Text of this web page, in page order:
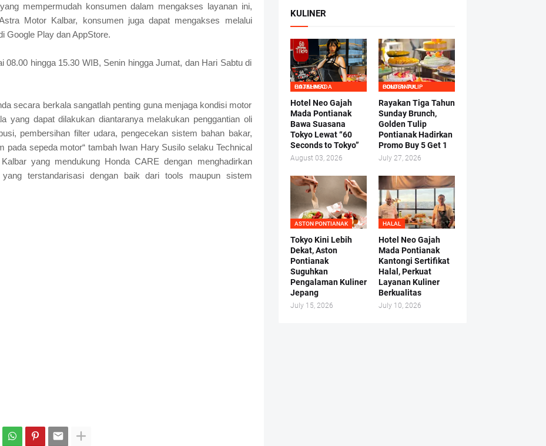
mempermudah konsumen dalam mengakses layanan ini,
Motor Kalbar, konsumen juga dapat mengakses melalui
Google Play dan AppStore.
08.00 hingga 15.30 WIB, Senin hingga Jumat, dan Hari Sabtu di
secara berkala sangatlah penting guna menjaga kondisi motor
yang dapat dilakukan diantaranya melakukan penggantian oli
pembersihan filter udara, pengecekan sistem bahan bakar,
pada sepeda motor“ tambah Iwan Hary Susilo selaku Technical
yang mendukung Honda CARE dengan menghadirkan
terstandarisasi dengan baik dari tools maupun sistem
KULINER
HOTEL NEO GAJAHMADA
Hotel Neo Gajah
Mada Pontianak
Bawa Suasana
Tokyo Lewat “60
Seconds to Tokyo”
August 03, 2026
GOLDEN TULIP PONTIANAK
Rayakan Tiga Tahun
Sunday Brunch,
Golden Tulip
Pontianak Hadirkan
Promo Buy 5 Get 1
July 27, 2026
ASTON PONTIANAK
Tokyo Kini Lebih
Dekat, Aston
Pontianak
Suguhkan
Pengalaman Kuliner
Jepang
July 15, 2026
HALAL
Hotel Neo Gajah
Mada Pontianak
Kantongi Sertifikat
Halal, Perkuat
Layanan Kuliner
Berkualitas
July 10, 2026